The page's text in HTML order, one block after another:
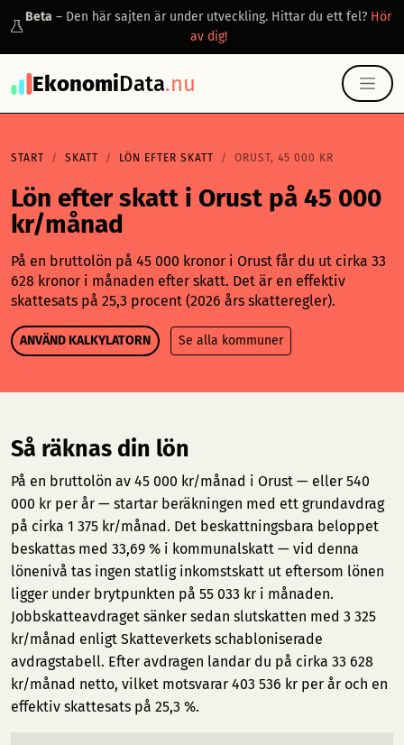
Beta – Den här sajten är under utveckling. Hittar du ett fel? Hör
av dig!
EkonomiData.nu
START SKATT LÖN EFTER SKATT ORUST, 45 000 KR
Lön efter skatt i Orust på 45 000
kr/månad
På en bruttolön på 45 000 kronor i Orust får du ut cirka 33
628 kronor i månaden efter skatt. Det är en effektiv
skattesats på 25,3 procent (2026 års skatteregler).
ANVÄND KALKYLATORN Se alla kommuner
Så räknas din lön
På en bruttolön av 45 000 kr/månad i Orust — eller 540
000 kr per år — startar beräkningen med ett grundavdrag
på cirka 1 375 kr/månad. Det beskattningsbara beloppet
beskattas med 33,69 % i kommunalskatt — vid denna
lönenivå tas ingen statlig inkomstskatt ut eftersom lönen
ligger under brytpunkten på 55 033 kr i månaden.
Jobbskatteavdraget sänker sedan slutskatten med 3 325
kr/månad enligt Skatteverkets schabloniserade
avdragstabell. Efter avdragen landar du på cirka 33 628
kr/månad netto, vilket motsvarar 403 536 kr per år och en
effektiv skattesats på 25,3 %.